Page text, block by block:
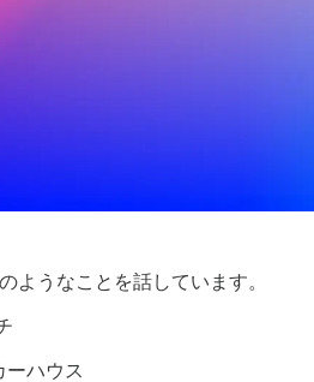
ようなことを話しています。
ーハウス